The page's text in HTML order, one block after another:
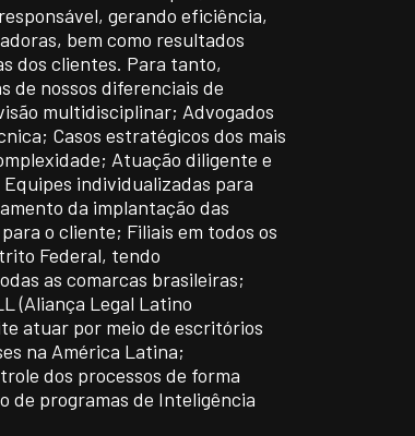
A | A Alto contraste
gerando eficiência,
bem como resultados
dos clientes. Para tanto,
de nossos diferenciais de
multidisciplinar; Advogados
Casos estratégicos dos mais
Atuação diligente e
individualizadas para
da implantação das
o cliente; Filiais em todos os
Federal, tendo
as comarcas brasileiras;
(Aliança Legal Latino
atuar por meio de escritórios
na América Latina;
dos processos de forma
de programas de Inteligência